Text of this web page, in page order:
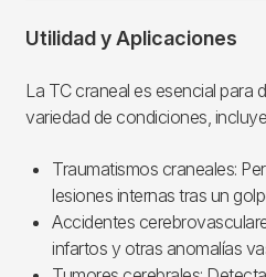
Utilidad y Aplicaciones
La TC craneal es esencial para
variedad de condiciones,
Traumatismos craneales:
lesiones internas tras un
Accidentes
infartos y otras anomalías